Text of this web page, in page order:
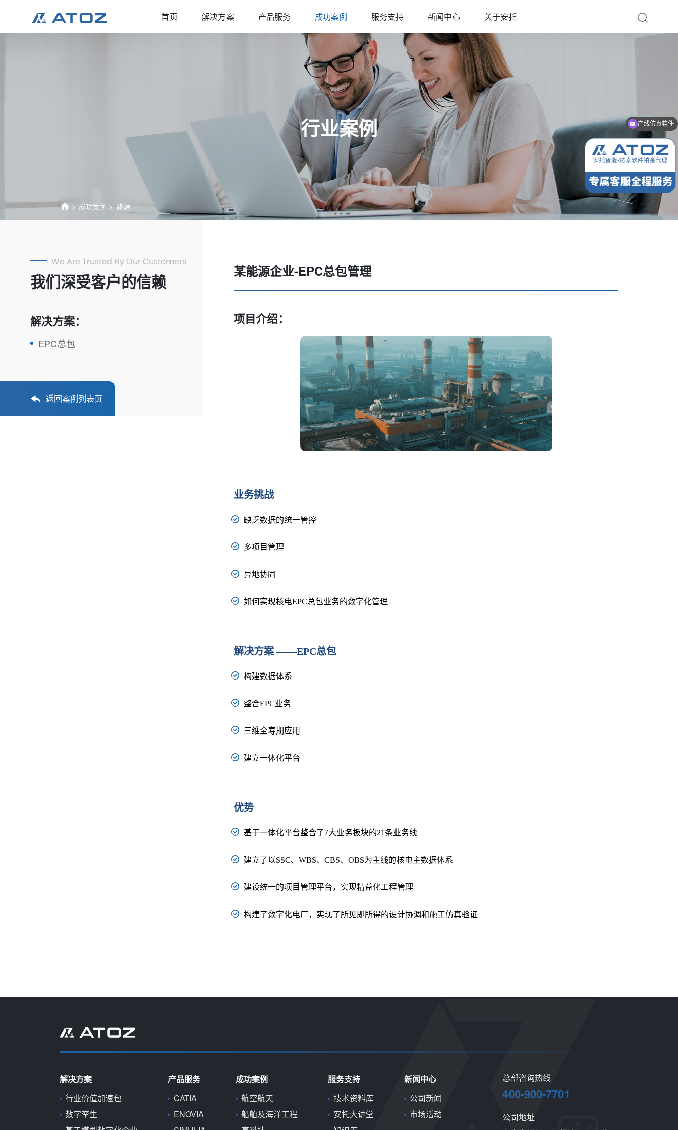
首页 解决方案 产品服务 成功案例 服务支持 新闻中心 关于安托
行业案例
成功案例 能源
We Are Trusted By Our Customers
我们深受客户的信赖
解决方案：
EPC总包
返回案例列表页
某能源企业-EPC总包管理
项目介绍：
业务挑战
缺乏数据的统一管控
多项目管理
异地协同
如何实现核电EPC总包业务的数字化管理
解决方案 ——EPC总包
构建数据体系
整合EPC业务
三维全寿期应用
建立一体化平台
优势
基于一体化平台整合了7大业务板块的21条业务线
建立了以SSC、WBS、CBS、OBS为主线的核电主数据体系
建设统一的项目管理平台，实现精益化工程管理
构建了数字化电厂，实现了所见即所得的设计协调和施工仿真验证
解决方案
行业价值加速包
数字孪生
产品服务
CATIA
ENOVIA
成功案例
航空航天
船舶及海洋工程
服务支持
技术资料库
安托大讲堂
新闻中心
公司新闻
市场活动
总部咨询热线
400-900-7701
公司地址
产线仿真软件